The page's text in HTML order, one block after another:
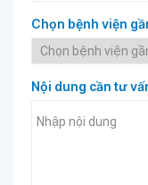
Chọn bệnh viện
Nội dung cần tư